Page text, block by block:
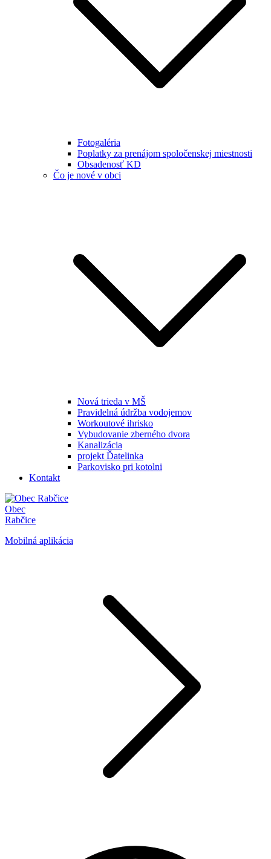
Fotogaléria
Poplatky za prenájom spoločenskej miestnosti
Obsadenosť KD
Čo je nové v obci
Nová trieda v MŠ
Pravidelná údržba vodojemov
Workoutové ihrisko
Vybudovanie zberného dvora
Kanalizácia
projekt Ďatelinka
Parkovisko pri kotolni
Kontakt
Obec
Rabčice
Mobilná aplikácia